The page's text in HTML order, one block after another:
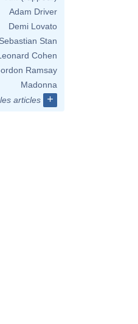
Adam Driver
Demi Lovato
Sebastian Stan
Cohen
Ramsay
Madonna
articles
+